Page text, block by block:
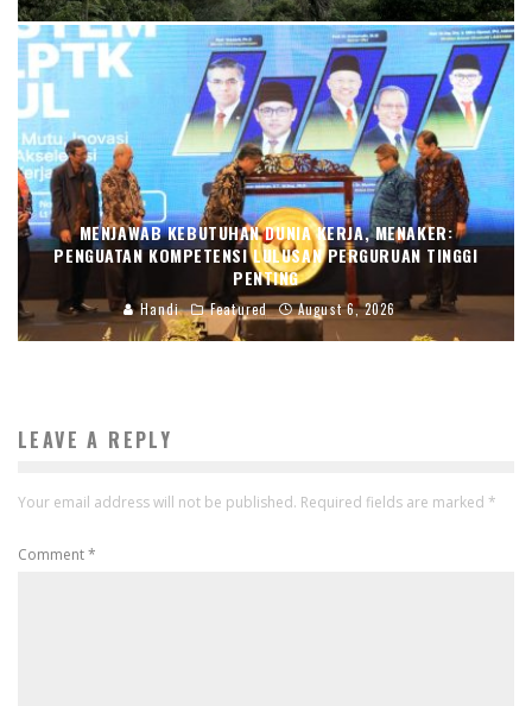
MENJAWAB KEBUTUHAN DUNIA KERJA, MENAKER:
PENGUATAN KOMPETENSI LULUSAN PERGURUAN TINGGI
PENTING
Handi Featured August 6, 2026
LEAVE A REPLY
Your email address will not be published. Required fields are marked *
Comment*